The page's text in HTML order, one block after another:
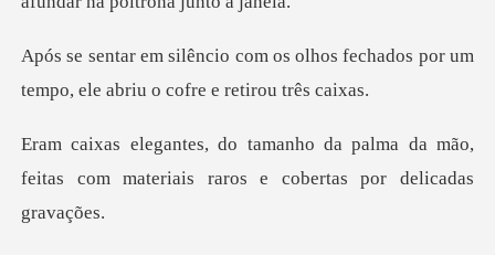
olhos fechados por um
tempo, ele a
alma da mão,
feitas com materiais raro